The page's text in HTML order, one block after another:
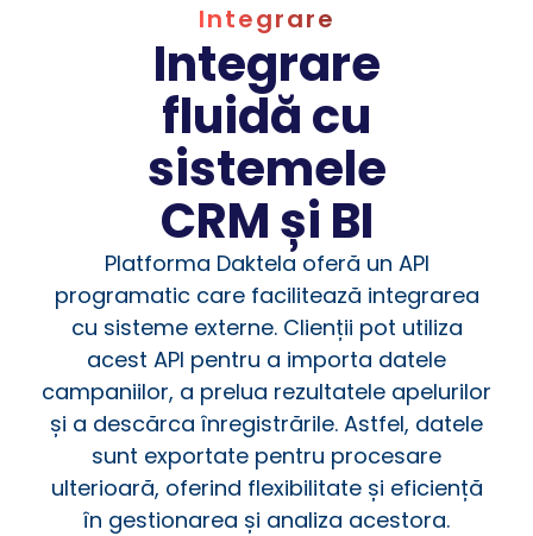
Integrare
Integrare
fluidă cu
sistemele
CRM și BI
Platforma Daktela oferă un API
programatic care facilitează integrarea
cu sisteme externe. Clienții pot utiliza
acest API pentru a importa datele
campaniilor, a prelua rezultatele apelurilor
și a descărca înregistrările. Astfel, datele
sunt exportate pentru procesare
ulterioară, oferind flexibilitate și eficiență
în gestionarea și analiza acestora.